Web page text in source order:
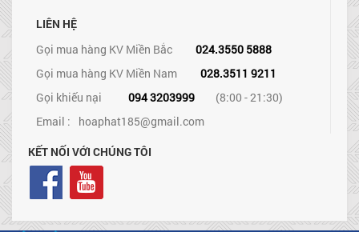
LIÊN HỆ
Gọi mua hàng KV Miền Bắc
024.3550 5888
Gọi mua hàng KV Miền Nam
028.3511 9211
Gọi khiếu nại
094 3203999
(8:00 - 21:30)
Email : hoaphat185@gmail.com
KẾT NỐI VỚI CHÚNG TÔI